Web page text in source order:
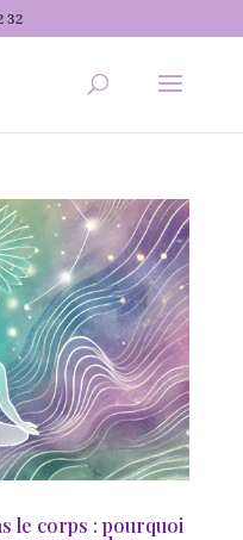
32
le corps : pourquoi